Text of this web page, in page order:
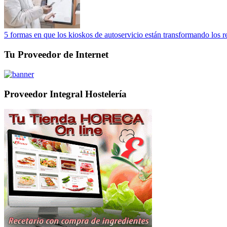
5 formas en que los kioskos de autoservicio están transformando los
Tu Proveedor de Internet
Proveedor Integral Hostelería